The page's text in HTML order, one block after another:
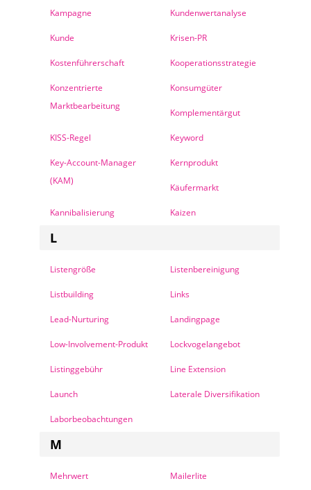
Kampagne Kundenwertanalyse
Kunde Krisen-PR
Kostenführerschaft Kooperationsstrategie
Konzentrierte
Marktbearbeitung
Konsumgüter
Komplementärgut
KISS-Regel Keyword
Key-Account-Manager
(KAM)
Kernprodukt
Käufermarkt
Kannibalisierung Kaizen
L
Listengröße Listenbereinigung
Listbuilding Links
Lead-Nurturing Landingpage
Low-Involvement-Produkt Lockvogelangebot
Listinggebühr Line Extension
Launch Laterale Diversifikation
Laborbeobachtungen
M
Mehrwert Mailerlite